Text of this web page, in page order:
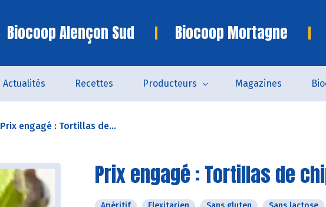
Biocoop Alençon Sud Biocoop Mortagne
Actualités Recettes Producteurs Magazines
Prix engagé : Tortillas de...
Prix engagé : Tortillas de